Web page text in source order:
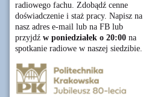
radiowego fachu. Zdobądź cenne
doświadczenie i staż pracy. Napisz na
nasz adres e-mail lub na FB lub
przyjdź w poniedziałek o 20:00 na
spotkanie radiowe w naszej siedzibie.